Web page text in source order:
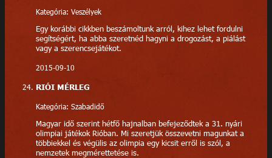
Kategória: Veszélyek
Egy korábbi cikkben beszámoltunk arról, kihez lehet fordulni
segítségért, ha abba szeretnéd hagyni a drogozást, a piálást
vagy a szerencsejátékot.
2015-09-10
RIÓI MÉRLEG
Kategória: Szabadidő
Magyar idő szerint hétfő hajnalban befejeződtek a 31. nyári
olimpiai játékok Rióban. Mi szeretjük összevetni magunkat a
többiekkel és végülis az olimpia egy kicsit erről is szól, a
nemzetek megmérettetése is.